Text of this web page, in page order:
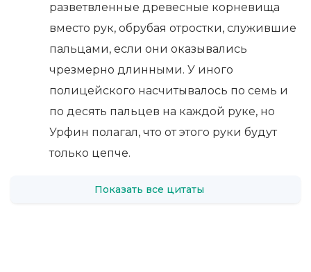
разветвленные древесные корневища
вместо рук, обрубая отростки, служившие
пальцами, если они оказывались
чрезмерно длинными. У иного
полицейского насчитывалось по семь и
по десять пальцев на каждой руке, но
Урфин полагал, что от этого руки будут
только цепче.
Показать все цитаты